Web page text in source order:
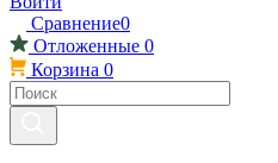
Сравнение0
Отложенные 0
Корзина 0